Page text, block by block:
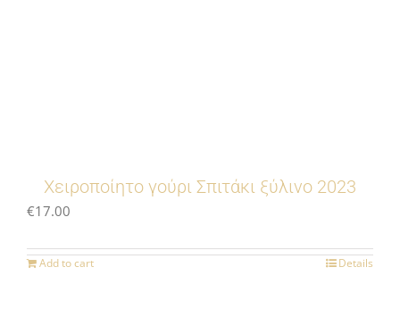
Χειροποίητο γούρι Σπιτάκι ξύλινο 2023
€17.00
Add to cart Details